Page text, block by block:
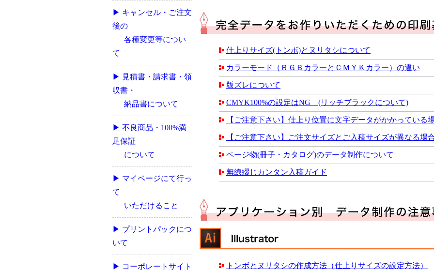
仕上りサイズ(トンボ)とヌリタシについて
カラーモード（ＲＧＢカラーとＣＭＹＫカラー）の違い
版ズレについて
CMYK100%の設定はNG (リッチブラックについて)
【ご注意下さい】仕上り位置に文字データがかかっている
【ご注意下さい】ご注文サイズとご入稿サイズが異なる場
ページ物(冊子・カタログ)のデータ制作について
無線綴じカンタン入稿ガイド
トンボとヌリタシの作成方法（仕上りサイズの設定方法）
▶ キャンセル・ご注文
後の
各種変更等につい
て
▶ 見積書・請求書・領
収書・
納品書について
▶ 不良商品・100%満
足保証
について
▶ マイページにて行っ
て
いただけること
▶ プリントパックにつ
いて
▶ コーポレートサイト